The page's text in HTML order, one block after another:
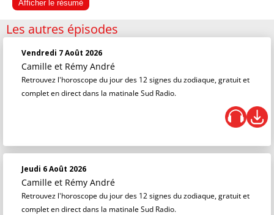
Afficher le résumé
Les autres épisodes
Vendredi 7 Août 2026
Camille et Rémy André
Retrouvez l'horoscope du jour des 12 signes du zodiaque, gratuit et
complet en direct dans la matinale Sud Radio.
Jeudi 6 Août 2026
Camille et Rémy André
Retrouvez l'horoscope du jour des 12 signes du zodiaque, gratuit et
complet en direct dans la matinale Sud Radio.